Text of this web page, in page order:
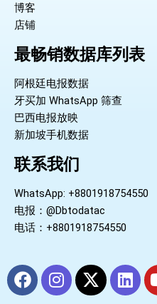
博客
店铺
最畅销数据库列表
阿根廷电报数据
牙买加 WhatsApp 筛查
巴西电报放映
新加坡手机数据
联系我们
WhatsApp: +8801918754550
电报：@Dbtodatac
电话：+8801918754550
F
a
I
n
X
-
L
i